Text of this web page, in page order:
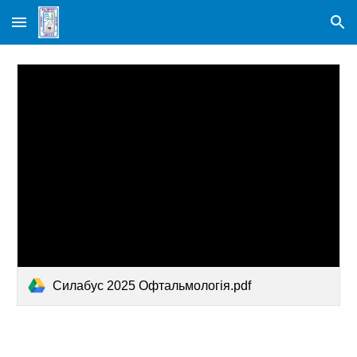
Skip to main content Skip to navigation
Силабус 2025 Офтальмологія.pdf